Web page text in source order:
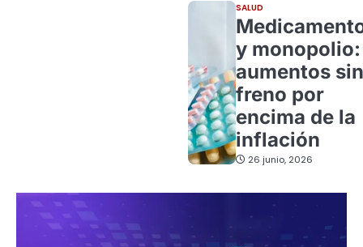
SALUD
y monopolio:
aumentos sin
freno por
encima de la
inflación
26 junio, 2026